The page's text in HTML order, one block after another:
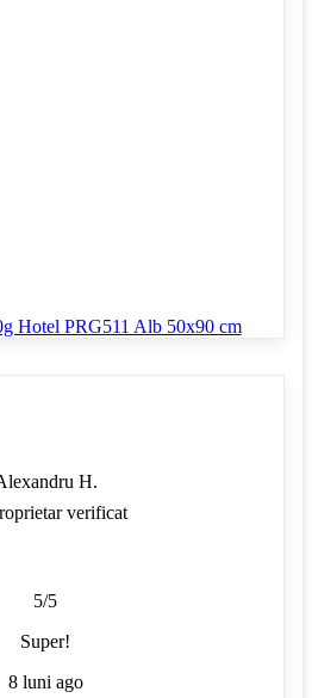
Hotel PRG511 Alb 50x90 cm
H.
verificat
5/5
Super!
8 luni ago